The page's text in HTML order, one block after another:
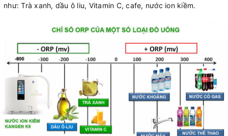
như: Trà xanh, dầu ô liu, Vitamin C, cafe, nước ion kiềm.